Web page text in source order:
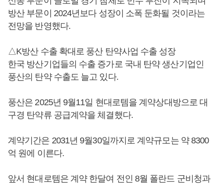
방산 부문이 2024년보다 성장이 소폭 둔화될 것이라는
전망을 반영했다.
△K방산 수출 확대로 풍산 탄약사업 수출 성장
한국 방산기업들의 수출 증가로 국내 탄약 생산기업인
풍산의 탄약 수출도 늘고 있다.
풍산은 2025년 9월11일 현대로템을 계약상대방으로 대
구경 탄약류 공급계약을 체결했다.
계약기간은 2031년 9월30일까지로 계약규모는 약 8300
억 원에 이른다.
앞서 현대로템은 계약 한달여 전인 8월 폴란드 군비청과